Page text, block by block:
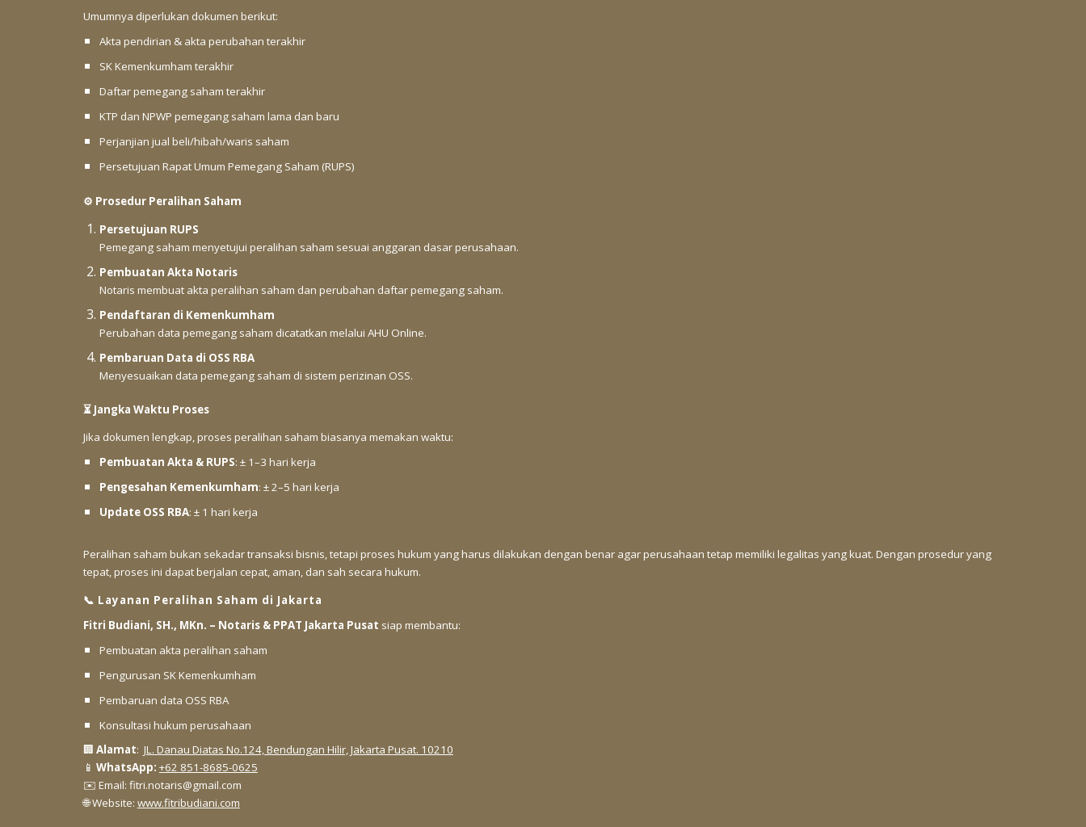
Umumnya diperlukan dokumen berikut:
Akta pendirian & akta perubahan terakhir
SK Kemenkumham terakhir
Daftar pemegang saham terakhir
KTP dan NPWP pemegang saham lama dan baru
Perjanjian jual beli/hibah/waris saham
Persetujuan Rapat Umum Pemegang Saham (RUPS)
⚙️ Prosedur Peralihan Saham
Persetujuan RUPS
Pemegang saham menyetujui peralihan saham sesuai anggaran dasar perusahaan.
Pembuatan Akta Notaris
Notaris membuat akta peralihan saham dan perubahan daftar pemegang saham.
Pendaftaran di Kemenkumham
Perubahan data pemegang saham dicatatkan melalui AHU Online.
Pembaruan Data di OSS RBA
Menyesuaikan data pemegang saham di sistem perizinan OSS.
⏳ Jangka Waktu Proses
Jika dokumen lengkap, proses peralihan saham biasanya memakan waktu:
Pembuatan Akta & RUPS: ± 1–3 hari kerja
Pengesahan Kemenkumham: ± 2–5 hari kerja
Update OSS RBA: ± 1 hari kerja
Peralihan saham bukan sekadar transaksi bisnis, tetapi proses hukum yang harus dilakukan dengan benar agar perusahaan tetap memiliki legalitas yang kuat. Dengan prosedur yang
tepat, proses ini dapat berjalan cepat, aman, dan sah secara hukum.
📞 Layanan Peralihan Saham di Jakarta
Fitri Budiani, SH., MKn. – Notaris & PPAT Jakarta Pusat siap membantu:
Pembuatan akta peralihan saham
Pengurusan SK Kemenkumham
Pembaruan data OSS RBA
Konsultasi hukum perusahaan
🏢 Alamat: JL. Danau Diatas No.124, Bendungan Hilir, Jakarta Pusat. 10210
📱 WhatsApp: +62 851-8685-0625
✉️ Email: fitri.notaris@gmail.com
🌐 Website: www.fitribudiani.com